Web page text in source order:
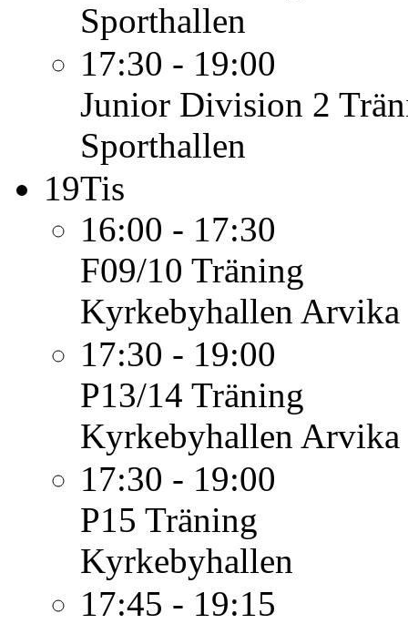
Sporthallen
17:30 - 19:00
Junior Division 2
Sporthallen
19Tis
16:00 - 17:30
F09/10 Träning
Kyrkebyhallen Arvika
17:30 - 19:00
P13/14 Träning
Kyrkebyhallen Arvika
17:30 - 19:00
P15 Träning
Kyrkebyhallen
17:45 - 19:15